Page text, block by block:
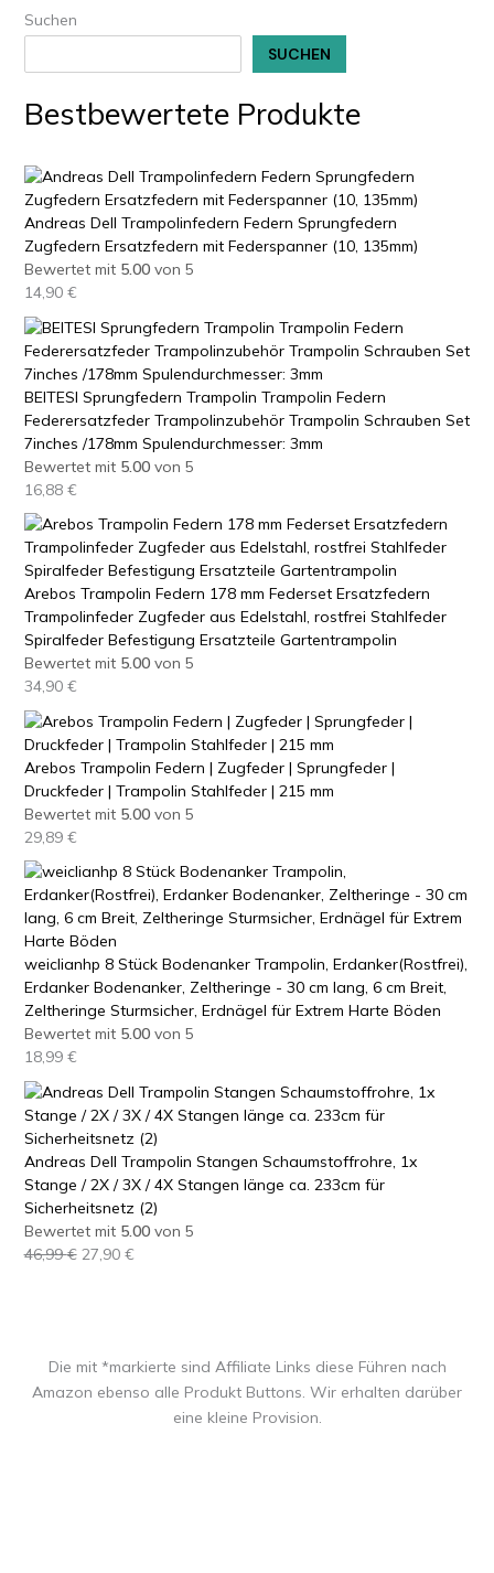
Suchen
SUCHEN
Bestbewertete Produkte
Andreas Dell Trampolinfedern Federn Sprungfedern
Zugfedern Ersatzfedern mit Federspanner (10, 135mm)
Bewertet mit 5.00von 5
14,90 €
BEITESI Sprungfedern Trampolin Trampolin Federn
Federersatzfeder Trampolinzubehör Trampolin Schrauben Set
7inches /178mm Spulendurchmesser: 3mm
Bewertet mit 5.00von 5
16,88 €
Arebos Trampolin Federn 178 mm Federset Ersatzfedern
Trampolinfeder Zugfeder aus Edelstahl, rostfrei Stahlfeder
Spiralfeder Befestigung Ersatzteile Gartentrampolin
Bewertet mit 5.00von 5
34,90 €
Arebos Trampolin Federn | Zugfeder | Sprungfeder |
Druckfeder | Trampolin Stahlfeder | 215 mm
Bewertet mit 5.00von 5
29,89 €
weiclianhp 8 Stück Bodenanker Trampolin, Erdanker(Rostfrei),
Erdanker Bodenanker, Zeltheringe - 30 cm lang, 6 cm Breit,
Zeltheringe Sturmsicher, Erdnägel für Extrem Harte Böden
Bewertet mit 5.00von 5
18,99 €
Andreas Dell Trampolin Stangen Schaumstoffrohre, 1x
Stange / 2X / 3X / 4X Stangen länge ca. 233cm für
Sicherheitsnetz (2)
Bewertet mit 5.00von 5
46,99€ U
ü
n
27,90 €A
l
l
Die mit *markierte sind Affiliate Links diese Führen nach
Amazon ebenso alle Produkt Buttons. Wir erhalten darüber
eine kleine Provision.